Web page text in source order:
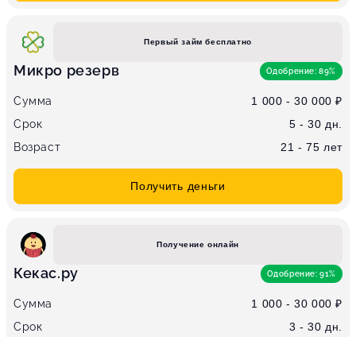
Первый займ бесплатно
Микро резерв Одобрение: 89%
Сумма
1 000 - 30 000 ₽
Срок
5 - 30 дн.
Возраст
21 - 75 лет
Получить деньги
Получение онлайн
Кекас.ру Одобрение: 91%
Сумма
1 000 - 30 000 ₽
Срок
3 - 30 дн.